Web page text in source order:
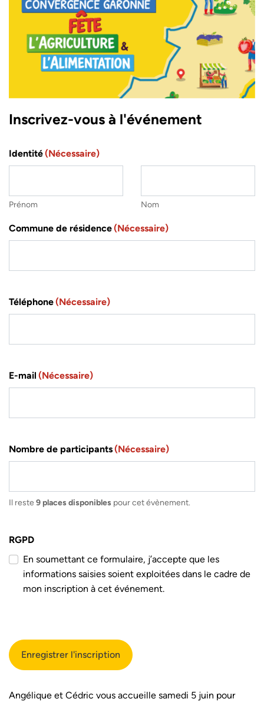
Inscrivez-vous à l'événement
Identité(Nécessaire)
Prénom Nom
Commune de résidence(Nécessaire)
Téléphone(Nécessaire)
E-mail (Nécessaire)
Nombre de participants(Nécessaire)
Il reste 9 places disponibles pour cet évènement.
RGPD
En soumettant ce formulaire, j’accepte que les
informations saisies soient exploitées dans le cadre de
mon inscription à cet événement.
Angélique et Cédric vous accueille samedi 5 juin pour